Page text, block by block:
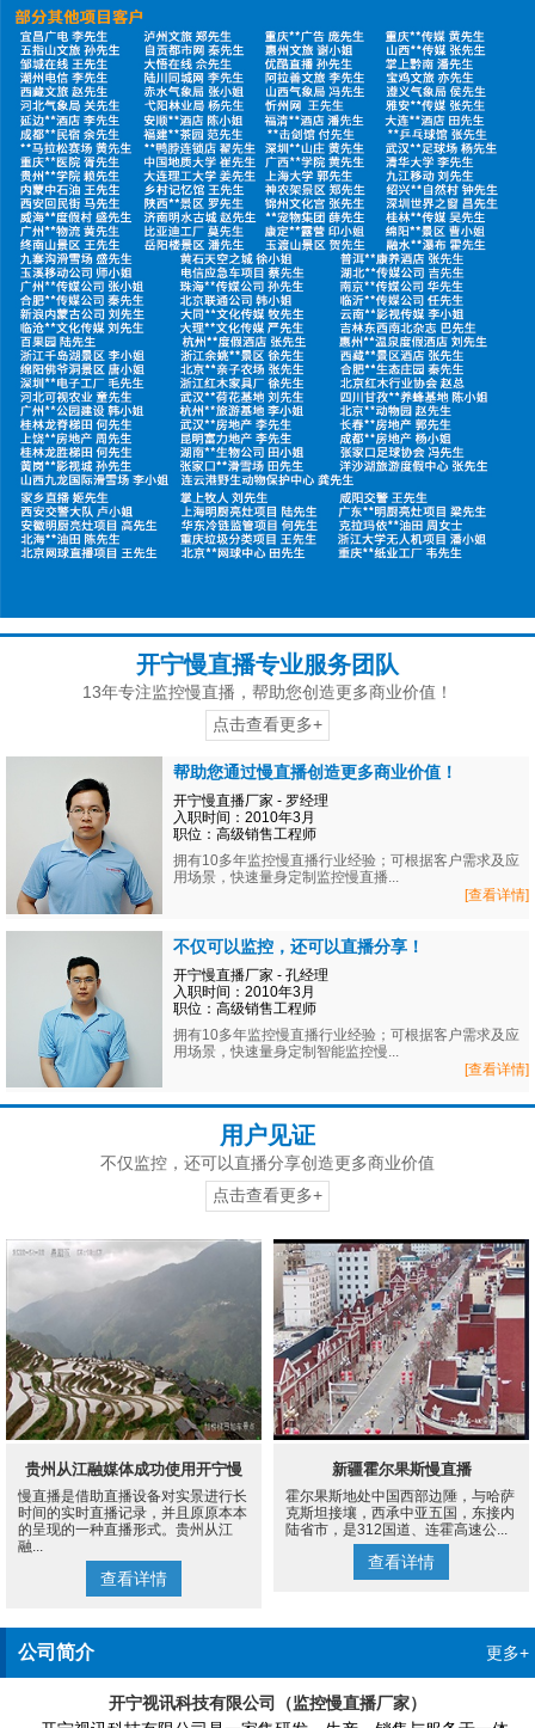
开宁慢直播专业服务团队
13年专注监控慢直播，帮助您创造更多商业价值！
点击查看更多+
帮助您通过慢直播创造更多商业价值！
开宁慢直播厂家 - 罗经理
入职时间：2010年3月
职位：高级销售工程师
拥有10多年监控慢直播行业经验；可根据客户需求及应
用场景，快速量身定制监控慢直播...
[查看详情]
不仅可以监控，还可以直播分享！
开宁慢直播厂家 - 孔经理
入职时间：2010年3月
职位：高级销售工程师
拥有10多年监控慢直播行业经验；可根据客户需求及应
用场景，快速量身定制智能监控慢...
[查看详情]
用户见证
不仅监控，还可以直播分享创造更多商业价值
点击查看更多+
贵州从江融媒体成功使用开宁慢
直播设备案例
慢直播是借助直播设备对实景进行长
时间的实时直播记录，并且原原本本
的呈现的一种直播形式。贵州从江
融...
查看详情
新疆霍尔果斯慢直播
霍尔果斯地处中国西部边陲，与哈萨
克斯坦接壤，西承中亚五国，东接内
陆省市，是312国道、连霍高速公...
查看详情
公司简介 更多+
开宁视讯科技有限公司（监控慢直播厂家）